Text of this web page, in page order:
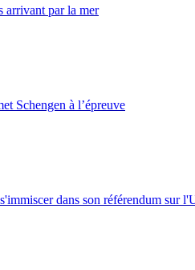
arrivant par la mer
Schengen à l’épreuve
dans son référendum sur